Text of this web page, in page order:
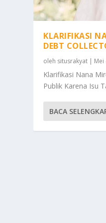
KLARIFIKASI
DEBT
oleh situsrakyat | Mei
Klarifikasi Nana
Publik Karena Isu
BACA